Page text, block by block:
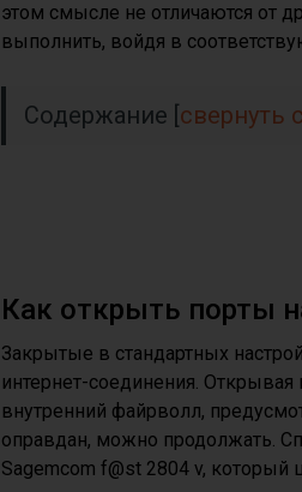
этом смысле не отличаются от
выполнить, войдя в
Содержание [свернуть
Как открыть порты
Закрытые в стандартных
интернет-соединения. Открывая
внутренний файрволл,
оправдан, можно продолжать.
Sagemcom f@st 2804 v, который